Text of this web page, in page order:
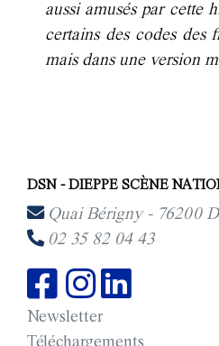
aussi amusés par cette
certains des codes des
mais dans une version
DSN - DIEPPE SCÈNE
Quai Bérigny - 76200
02 35 82 04 43
Newsletter